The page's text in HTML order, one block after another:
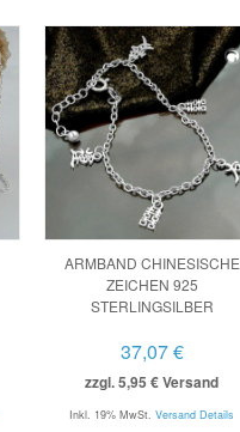
ARMBAND CHINESISCHE
ZEICHEN 925
STERLINGSILBER
37,07 €
zzgl. 5,95 € Versand
Inkl. 19% MwSt. Versand Details